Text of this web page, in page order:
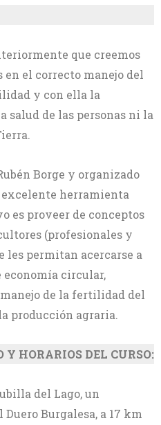
que creemos
el correcto manejo del
y con ella la
salud de las personas ni la
Borge y organizado
excelente herramienta
es proveer de conceptos
(profesionales y
les permitan acercarse a
economía circular,
de la fertilidad del
producción agraria.
HORARIOS DEL CURSO:
del Lago, un
Burgalesa, a 17 km